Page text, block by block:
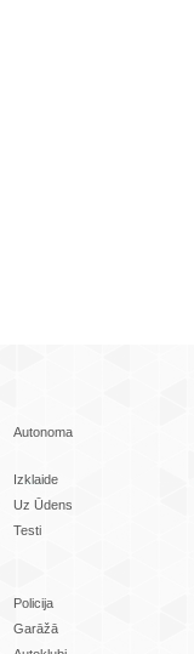
Autonoma
Izklaide
Uz Ūdens
Testi
Policija
Garāžā